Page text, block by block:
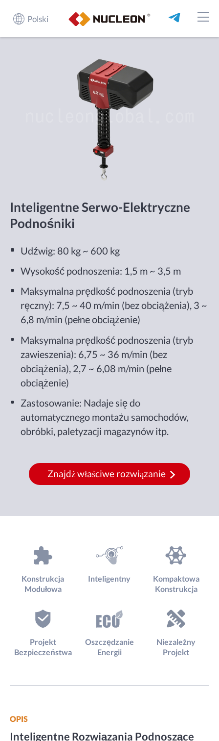
Polski
Inteligentne Serwo-Elektryczne
Podnośniki
Udźwig: 80 kg ~ 600 kg
Wysokość podnoszenia: 1,5 m ~ 3,5 m
Maksymalna prędkość podnoszenia (tryb
ręczny): 7,5 ~ 40 m/min (bez obciążenia), 3 ~
6,8 m/min (pełne obciążenie)
Maksymalna prędkość podnoszenia (tryb
zawieszenia): 6,75 ~ 36 m/min (bez
obciążenia), 2,7 ~ 6,08 m/min (pełne
obciążenie)
Zastosowanie: Nadaje się do
automatycznego montażu samochodów,
obróbki, paletyzacji magazynów itp.
Znajdź właściwe rozwiązanie
Konstrukcja
Modułowa
Inteligentny
Kompaktowa
Konstrukcja
Projekt
Bezpieczeństwa
Oszczędzanie
Energii
Niezależny
Projekt
OPIS
Inteligentne Rozwiązania Podnoszące